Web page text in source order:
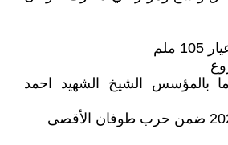
بالمؤسس الشيخ الشهيد احمد